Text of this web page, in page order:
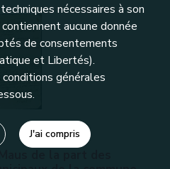
nécessaires à son
aucune donnée
de consentements
et Libertés).
générales
J'ai compris